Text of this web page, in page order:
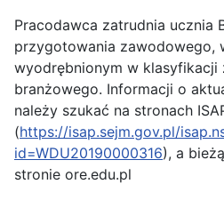
Pracodawca zatrudnia ucznia
przygotowania zawodowego,
wyodrębnionym w
branżowego. Informacji o
należy szukać na stronach
(https://isap.sejm.gov.pl/
id=WDU20190000316), a
stronie ore.edu.pl